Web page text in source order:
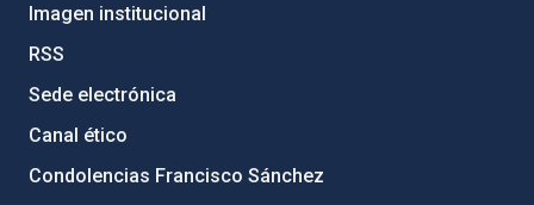
Imagen institucional
RSS
Sede electrónica
Canal ético
Condolencias Francisco Sánchez